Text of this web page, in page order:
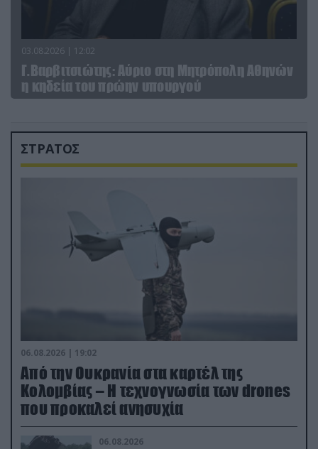
03.08.2026 | 12:02
Γ.Βαρβιτσιώτης: Aύριο στη Μητρόπολη Αθηνών
η κηδεία του πρώην υπουργού
ΣΤΡΑΤΟΣ
06.08.2026 | 19:02
Από την Ουκρανία στα καρτέλ της
Κολομβίας – Η τεχνογνωσία των drones
που προκαλεί ανησυχία
06.08.2026